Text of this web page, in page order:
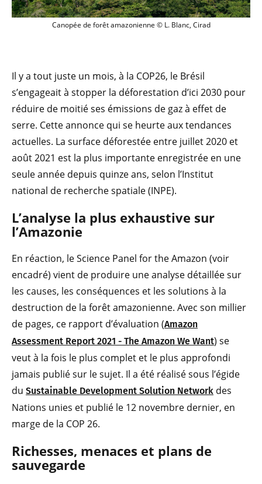
Canopée de forêt amazonienne © L.
Canopée de forêt amazonienne © L. Blanc, Cirad
Il y a tout juste un mois, à la COP26, le Brésil
s’engageait à stopper la déforestation d’ici 2030 pour
réduire de moitié ses émissions de gaz à effet de
serre. Cette annonce qui se heurte aux tendances
actuelles. La surface déforestée entre juillet 2020 et
août 2021 est la plus importante enregistrée en une
seule année depuis quinze ans, selon l’Institut
national de recherche spatiale (INPE).
L’analyse la plus exhaustive sur
l’Amazonie
En réaction, le Science Panel for the Amazon (voir
encadré) vient de produire une analyse détaillée sur
les causes, les conséquences et les solutions à la
destruction de la forêt amazonienne. Avec son millier
de pages, ce rapport d’évaluation (Amazon
Assessment Report 2021 - The Amazon We Want) se
veut à la fois le plus complet et le plus approfondi
jamais publié sur le sujet. Il a été réalisé sous l’égide
du Sustainable Development Solution Network des
Nations unies et publié le 12 novembre dernier, en
marge de la COP 26.
Richesses, menaces et plans de
sauvegarde